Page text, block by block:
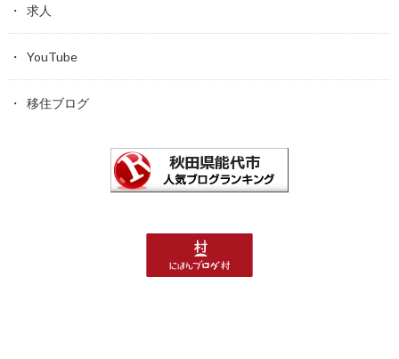
求人
YouTube
移住ブログ